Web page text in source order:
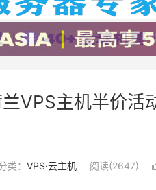
VPS主机半价活
类： VPS·云主机 阅读(2647)